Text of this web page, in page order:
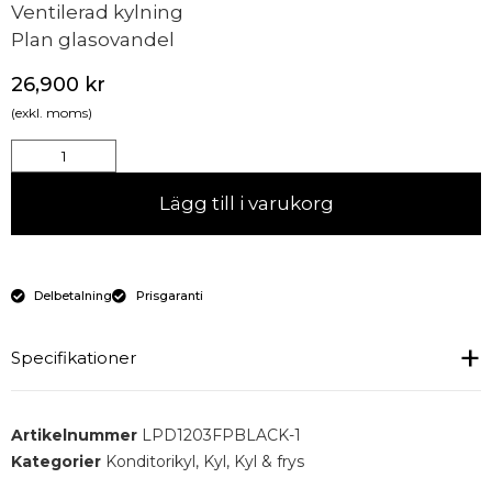
Ventilerad kylning
Plan glasovandel
26,900 kr
(exkl. moms)
Lägg till i varukorg
Delbetalning Prisgaranti
Specifikationer
Brutto-/nettovolym : 390/ 210l
Artikelnummer LPD1203FPBLACK-1
Kategorier Konditorikyl, Kyl, Kyl & frys